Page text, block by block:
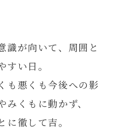
識が向いて、周囲と
い日。
も悪くも今後への影
くもに動かず、
徹して吉。